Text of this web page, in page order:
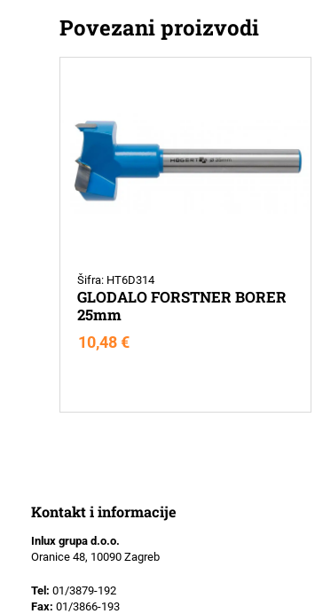
Povezani proizvodi
Šifra: HT6D314
GLODALO FORSTNER BORER
25mm
10,48 €
Kontakt i informacije
Inlux grupa d.o.o.
Oranice 48, 10090 Zagreb
Tel: 01/3879-192
Fax: 01/3866-193